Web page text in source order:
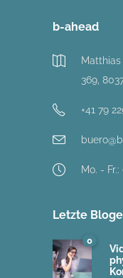
b-ahead
369,
+41 79
Mo. -
Letzte
0